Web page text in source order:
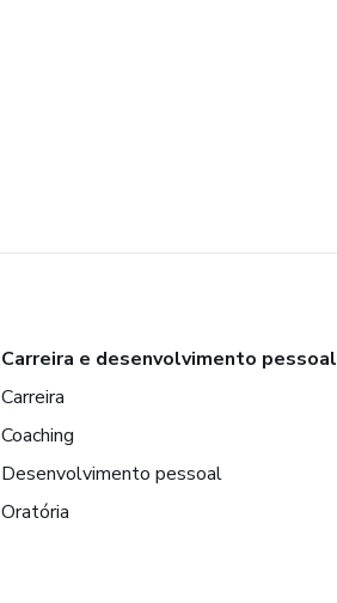
Carreira e desenvolvimento pessoal
Carreira
Coaching
Desenvolvimento pessoal
Oratória